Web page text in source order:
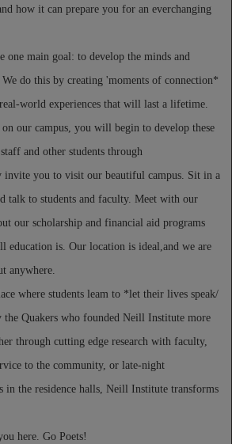
how it can prepare you for an everchanging
main goal: to develop the minds and
do this by creating 'moments of connection*
world experiences that will last a lifetime.
our campus, you will begin to develop these
and other students through
you to visit our beautiful campus. Sit in a
talk to students and faculty. Meet with our
our scholarship and financial aid programs
education is. Our location is ideal,and we are
anywhere.
where students leam to *let their lives speak/
the Quakers who founded Neill Institute more
through cutting edge research with faculty,
to the community, or late-night
in the residence halls, Neill Institute transforms
here. Go Poets!